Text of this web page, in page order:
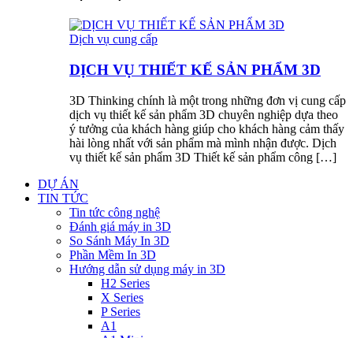
Dịch vụ cung cấp
DỊCH VỤ THIẾT KẾ SẢN PHẨM 3D
3D Thinking chính là một trong những đơn vị cung cấp
dịch vụ thiết kế sản phẩm 3D chuyên nghiệp dựa theo
ý tưởng của khách hàng giúp cho khách hàng cảm thấy
hài lòng nhất với sản phẩm mà mình nhận được. Dịch
vụ thiết kế sản phẩm 3D Thiết kế sản phẩm công […]
DỰ ÁN
TIN TỨC
Tin tức công nghệ
Đánh giá máy in 3D
So Sánh Máy In 3D
Phần Mềm In 3D
Hướng dẫn sử dụng máy in 3D
H2 Series
X Series
P Series
A1